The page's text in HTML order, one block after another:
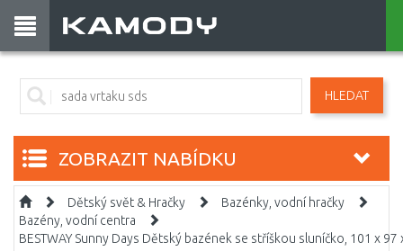
HLEDAT
ZOBRAZIT NABÍDKU
Dětský svět & Hračky
Bazénky, vodní hračky
Bazény, vodní centra
BESTWAY Sunny Days Dětský bazének se stříškou sluníčko, 101 x 97